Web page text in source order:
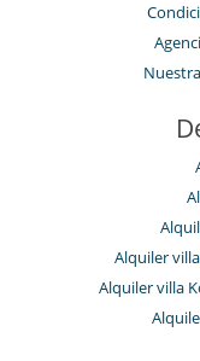
Alquiler
Alquiler villa